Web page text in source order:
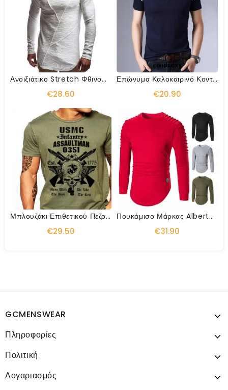
Ανοιξιάτικο Stretch Φθινοπωρινό Πουκάμισο
€28.60
Επώνυμα Καλοκαιρινό Κοντομάνικο Βαμβακερό Μπλουζάκι
€20.90
Μπλουζάκι Επιθετικού Πεζοναυτών Των Ηπα
€29.50
Πουκάμισο Μάρκας Alberto Ferro Design
€31.90
GCMENSWEAR
Πληροφορίες
Πολιτική
Λογαριασμός